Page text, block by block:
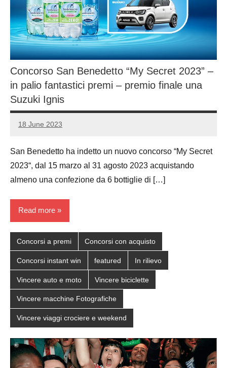
Concorso San Benedetto “My Secret 2023” –
in palio fantastici premi – premio finale una
Suzuki Ignis
18 June 2023
Luca
1
San Benedetto ha indetto un nuovo concorso “My Secret
2023“, dal 15 marzo al 31 agosto 2023 acquistando
almeno una confezione da 6 bottiglie di […]
Read more
Concorsi a premi Concorsi con acquisto
Concorsi instant win featured In rilievo
Vincere auto e moto Vincere biciclette
Vincere macchine Fotografiche
Vincere viaggi crociere e weekend